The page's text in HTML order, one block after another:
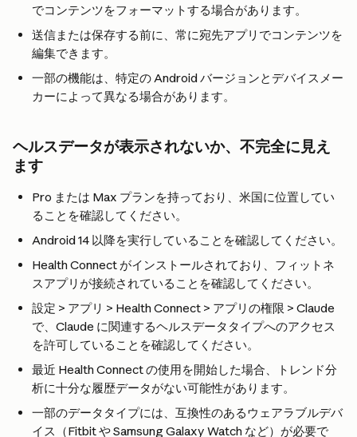
でコンテンツをフォーマットする場合があります。
送信または保存する前に、常に宛先アプリでコンテンツを
編集できます。
一部の機能は、特定の Android バージョンとデバイスメー
カーによって異なる場合があります。
ヘルスデータが表示されないか、不完全に見え
ます
Pro または Max プランを持っており、米国に位置してい
ることを確認してください。
Android 14 以降を実行していることを確認してください。
Health Connect がインストールされており、フィットネ
スアプリが接続されていることを確認してください。
設定 > アプリ > Health Connect > アプリの権限 > Claude
で、Claude に関連するヘルスデータタイプへのアクセス
を許可していることを確認してください。
最近 Health Connect の使用を開始した場合、トレンド分
析に十分な履歴データがない可能性があります。
一部のデータタイプには、互換性のあるウェアラブルデバ
イス（Fitbit や Samsung Galaxy Watch など）が必要で